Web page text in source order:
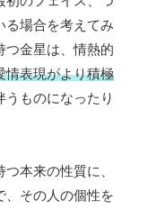
る場合を考えてみ
つ金星は、情熱的
情表現がより積極
うものになったり
本来の性質に、
、その人の個性を